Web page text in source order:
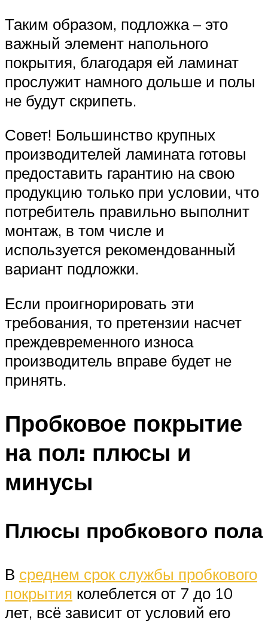
Таким образом, подложка – это
важный элемент напольного
покрытия, благодаря ей ламинат
прослужит намного дольше и полы
не будут скрипеть.
Совет! Большинство крупных
производителей ламината готовы
предоставить гарантию на свою
продукцию только при условии, что
потребитель правильно выполнит
монтаж, в том числе и
используется рекомендованный
вариант подложки.
Если проигнорировать эти
требования, то претензии насчет
преждевременного износа
производитель вправе будет не
принять.
Пробковое покрытие
на пол: плюсы и
минусы
Плюсы пробкового пола
В среднем срок службы пробкового
покрытия колеблется от 7 до 10
лет, всё зависит от условий его